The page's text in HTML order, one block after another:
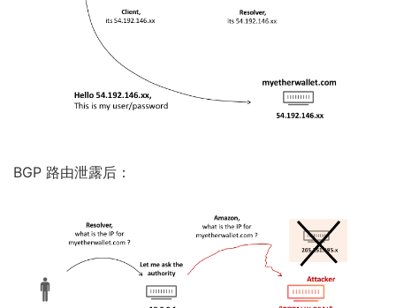
BGP 路由泄露后：